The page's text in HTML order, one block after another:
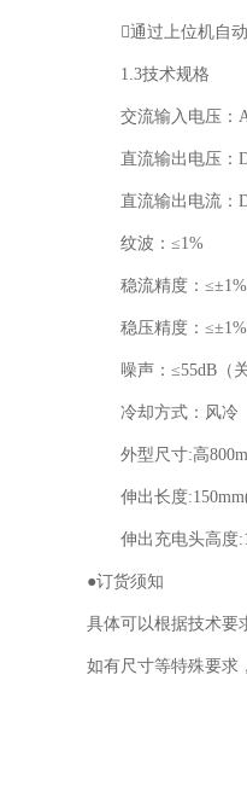
通过上位机自动
1.3技术规格
交流输入电压：
直流输出电压：
直流输出电流：
纹波：≤1%
稳流精度：≤±1%
稳压精度：≤±1%
噪声：≤55dB（关
冷却方式：风冷
外型尺寸:高
伸出长度:150mm(
伸出充电头高度
●订货须知
具体可以根据技术要
如有尺寸等特殊要求